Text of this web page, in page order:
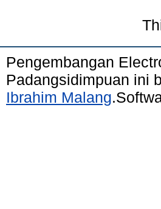
Pengembangan
Padangsidimpuan ini
Ibrahim Malang